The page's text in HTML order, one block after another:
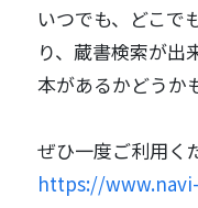
いつでも、どこで
り、蔵書検索が出
本があるかどうか
ぜひ一度ご利用く
https://